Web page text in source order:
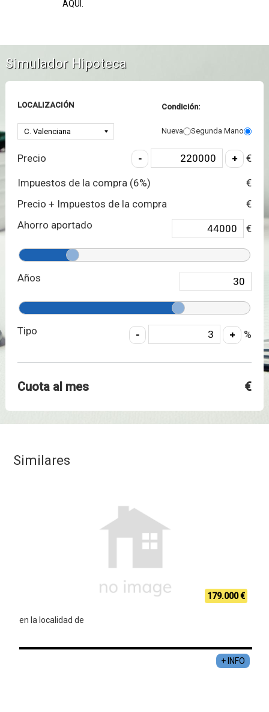
AQUÍ.
Simulador Hipoteca
LOCALIZACIÓN Condición:
Nueva Segunda Mano
Precio €
Impuestos de la compra (6%)
€
Precio + Impuestos de la compra
€
Ahorro aportado
€
Años
Tipo %
Cuota al mes €
Similares
179.000 €
en la localidad de
+ INFO